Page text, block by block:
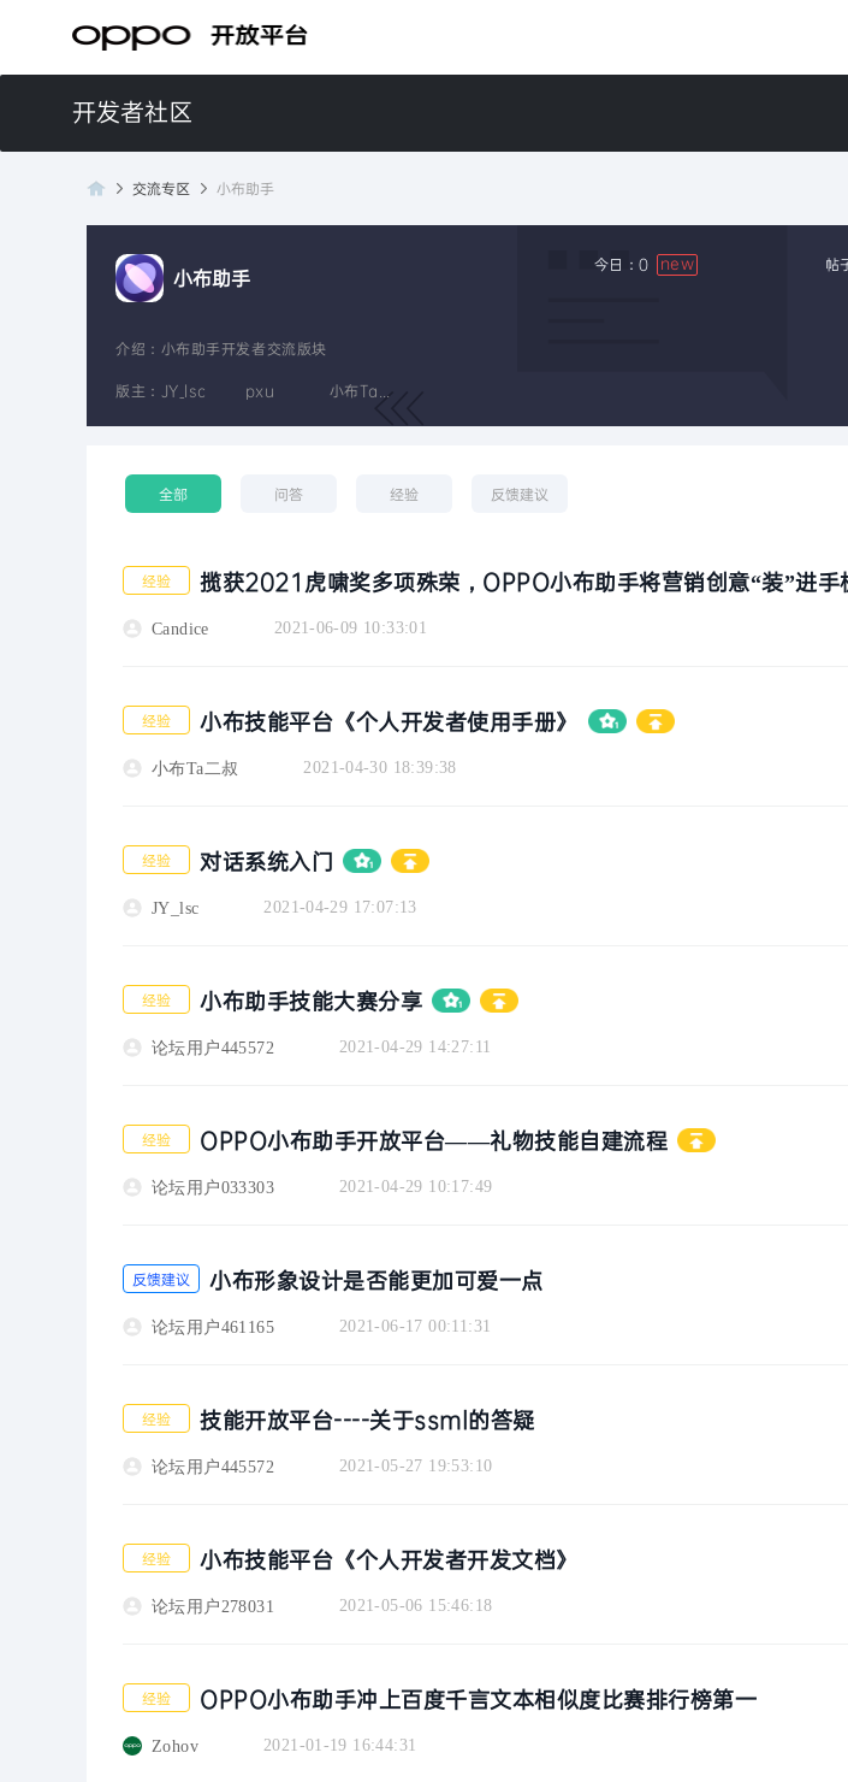
开发者社区
交流专区 小布助手
小布助手
今日：0 new 帖
介绍： 小布助手开发者交流版块
版主： JY_lsc pxu
全部 问答 经验 反馈建议
经验 揽获2021虎啸奖多项殊荣，OPPO小布助手将营销创意“装”进手
Candice 2021-06-09 10:33:01
经验 小布技能平台《个人开发者使用手册》
小布Ta二叔 2021-04-30 18:39:38
经验 对话系统入门
JY_lsc 2021-04-29 17:07:13
经验 小布助手技能大赛分享
论坛用户445572 2021-04-29 14:27:11
经验 OPPO小布助手开放平台——礼物技能自建流程
论坛用户033303 2021-04-29 10:17:49
反馈建议 小布形象设计是否能更加可爱一点
论坛用户461165 2021-06-17 00:11:31
经验 技能开放平台----关于ssml的答疑
论坛用户445572 2021-05-27 19:53:10
经验 小布技能平台《个人开发者开发文档》
论坛用户278031 2021-05-06 15:46:18
经验 OPPO小布助手冲上百度千言文本相似度比赛排行榜第一
Zohov 2021-01-19 16:44:31